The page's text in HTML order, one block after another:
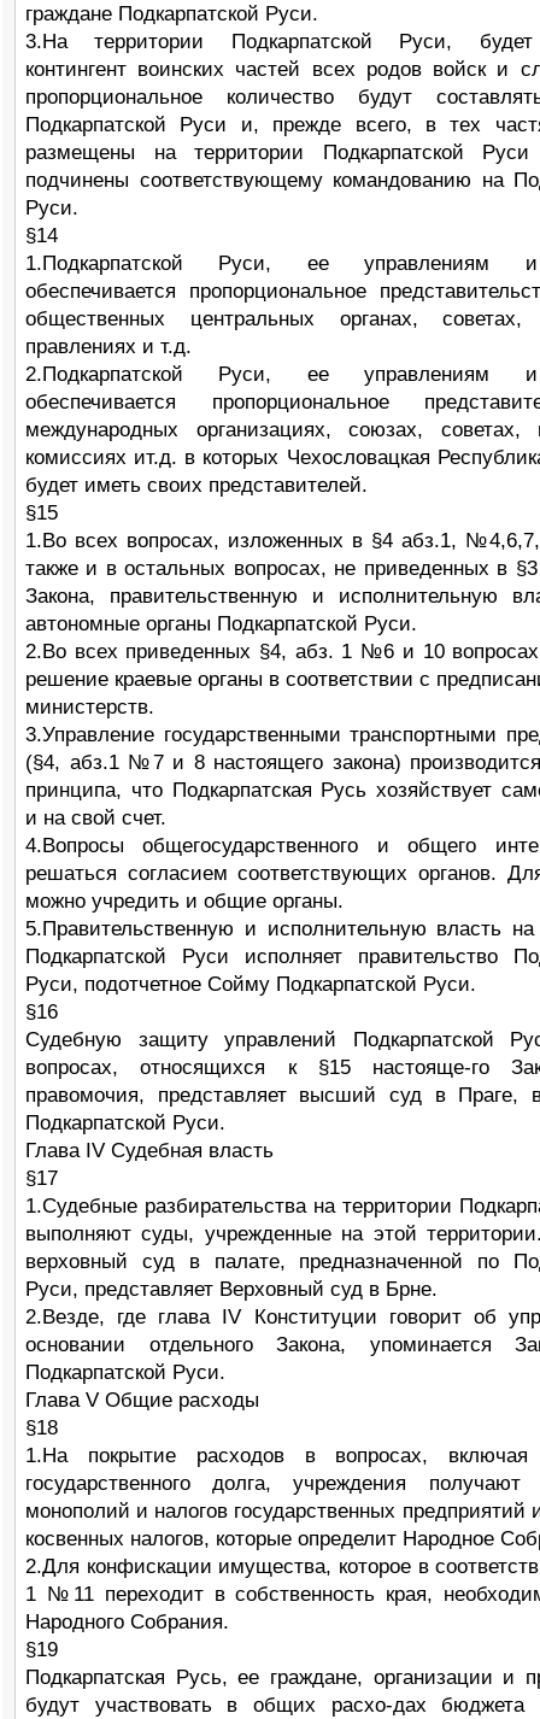
граждане Подкарпатской Руси.
3.На территории Подкарпатской Руси,
контингент воинских частей всех родов войск и
пропорциональное количество будут
Подкарпатской Руси и, прежде всего, в тех
размещены на территории Подкарпатской
подчинены соответствующему командованию на
Руси.
§14
1.Подкарпатской Руси, ее управлениям
обеспечивается пропорциональное
общественных центральных органах, советах,
правлениях и т.д.
2.Подкарпатской Руси, ее управлениям
обеспечивается пропорциональное
международных организациях, союзах, советах,
комиссиях ит.д. в которых Чехословацкая
будет иметь своих представителей.
§15
1.Во всех вопросах, изложенных в §4 абз.1,
также и в остальных вопросах, не приведенных в
Закона, правительственную и исполнительную
автономные органы Подкарпатской Руси.
2.Во всех приведенных §4, абз. 1 №6 и 10
решение краевые органы в соответствии с
министерств.
3.Управление государственными транспортными
(§4, абз.1 №7 и 8 настоящего закона)
принципа, что Подкарпатская Русь хозяйствует
и на свой счет.
4.Вопросы общегосударственного и общего
решаться согласием соответствующих органов.
можно учредить и общие органы.
5.Правительственную и исполнительную власть на
Подкарпатской Руси исполняет правительство
Руси, подотчетное Сойму Подкарпатской Руси.
§16
Судебную защиту управлений Подкарпатской
вопросах, относящихся к §15 настояще-го
правомочия, представляет высший суд в Праге,
Подкарпатской Руси.
Глава IV Судебная власть
§17
1.Судебные разбирательства на территории
выполняют суды, учрежденные на этой
верховный суд в палате, предназначенной по
Руси, представляет Верховный суд в Брне.
2.Везде, где глава IV Конституции говорит об
основании отдельного Закона, упоминается
Подкарпатской Руси.
Глава V Общие расходы
§18
1.На покрытие расходов в вопросах,
государственного долга, учреждения
монополий и налогов государственных предприятий
косвенных налогов, которые определит Народное
2.Для конфискации имущества, которое в
1 №11 переходит в собственность края,
Народного Собрания.
§19
Подкарпатская Русь, ее граждане, организации и
будут участвовать в общих расхо-дах бюджета